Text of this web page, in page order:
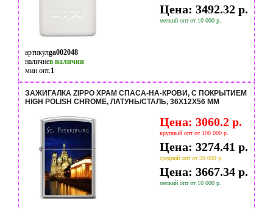
Цена: 3492.32 р.
мелкий опт от 10 000 р.
артикулga002048
наличиев наличии
мин опт.1
ЗАЖИГАЛКА ZIPPO ХРАМ СПАСА-НА-КРОВИ, С ПОКРЫТИЕМ
HIGH POLISH CHROME, ЛАТУНЬ/СТАЛЬ, 36X12X56 ММ
Цена: 3060.2 р.
крупный опт от 100 000 р.
Цена: 3274.41 р.
средний опт от 50 000 р.
Цена: 3667.34 р.
мелкий опт от 10 000 р.